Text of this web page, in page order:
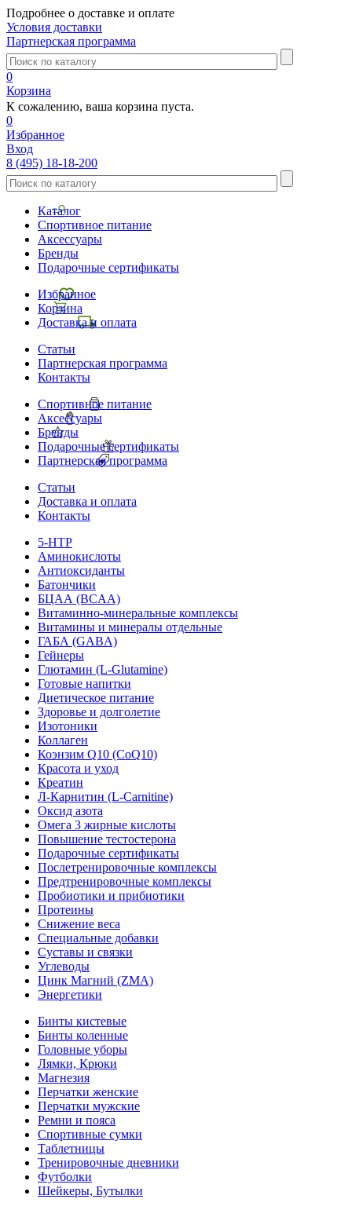
Подробнее о доставке и оплате
Условия доставки
Партнерская программа
0
Корзина
К сожалению, ваша корзина пуста.
0
Избранное
Вход
8 (495) 18-18-200
Каталог
Спортивное питание
Аксессуары
Бренды
Подарочные сертификаты
Избранное
Корзина
Доставка и оплата
Статьи
Партнерская программа
Контакты
Спортивное питание
Аксессуары
Бренды
Подарочные сертификаты
Партнерская программа
Статьи
Доставка и оплата
Контакты
5-HTP
Аминокислоты
Антиоксиданты
Батончики
БЦАА (BCAA)
Витаминно-минеральные комплексы
Витамины и минералы отдельные
ГАБА (GABA)
Гейнеры
Глютамин (L-Glutamine)
Готовые напитки
Диетическое питание
Здоровье и долголетие
Изотоники
Коллаген
Коэнзим Q10 (CoQ10)
Красота и уход
Креатин
Л-Карнитин (L-Сarnitine)
Оксид азота
Омега 3 жирные кислоты
Повышение тестостерона
Подарочные сертификаты
Послетренировочные комплексы
Предтренировочные комплексы
Пробиотики и прибиотики
Протеины
Снижение веса
Специальные добавки
Суставы и связки
Углеводы
Цинк Магний (ZMA)
Энергетики
Бинты кистевые
Бинты коленные
Головные уборы
Лямки, Крюки
Магнезия
Перчатки женские
Перчатки мужские
Ремни и пояса
Спортивные сумки
Таблетницы
Тренировочные дневники
Футболки
Шейкеры, Бутылки